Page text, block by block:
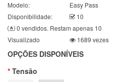
Modelo:
Easy Pass
Disponibilidade:
10
0 vendidos. Restam apenas 10
Visualizado
1689 vezes
OPÇÕES DISPONÍVEIS
Tensão